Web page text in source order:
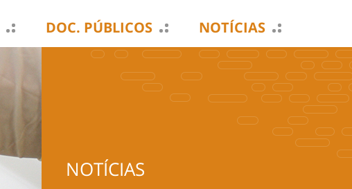
DOC. PÚBLICOS NOTÍCIAS
NOTÍCIAS